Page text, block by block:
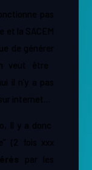
pas
et la SACEM
de générer
veut être
il n’y a pas
internet…
Il y a donc
(2 fois xxx
par les